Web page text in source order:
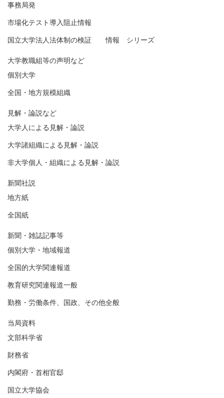
事務局発
市場化テスト導入阻止情報
国立大学法人法体制の検証 情報 シリーズ
大学教職組等の声明など
個別大学
全国・地方規模組織
見解・論説など
大学人による見解・論説
大学諸組織による見解・論説
非大学個人・組織による見解・論説
新聞社説
地方紙
全国紙
新聞・雑誌記事等
個別大学・地域報道
全国的大学関連報道
教育研究関連報道一般
勤務・労働条件、国政、その他全般
当局資料
文部科学省
財務省
内閣府・首相官邸
国立大学協会